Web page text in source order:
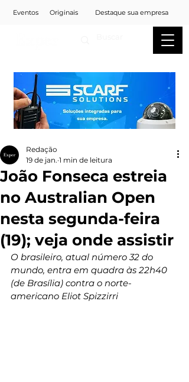
Eventos Originais Destaque sua empresa
João Fonseca estreia
no Australian Open
nesta segunda-feira
(19); veja onde assistir
Redação
19 de jan. 1 min de leitura
O brasileiro, atual número 32 do
mundo, entra em quadra às 22h40
(de Brasília) contra o norte-
americano Eliot Spizzirri